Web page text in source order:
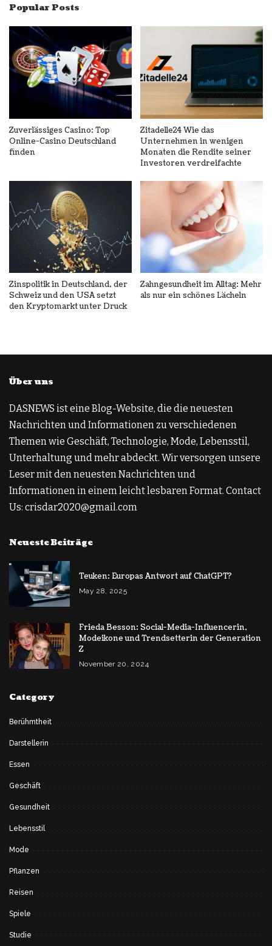
Popular Posts
Zuverlässiges Casino: Top
Online-Casino Deutschland
finden
Zitadelle24 Wie das
Unternehmen in wenigen
Monaten die Rendite seiner
Investoren verdreifachte
Zinspolitik in Deutschland, der
Schweiz und den USA setzt
den Kryptomarkt unter Druck
Zahngesundheit im Alltag: Mehr
als nur ein schönes Lächeln
Über uns
DASNEWS ist eine Blog-Website, die die neuesten
Nachrichten und Informationen zu verschiedenen
Themen wie Geschäft, Technologie, Mode, Lebensstil,
Unterhaltung und mehr abdeckt. Wir versorgen unsere
Leser mit den neuesten Nachrichten und
Informationen in einem leicht lesbaren Format. Contact
Us: crisdar2020@gmail.com
Neueste Beiträge
Teuken: Europas Antwort auf ChatGPT?
May 28, 2025
Frieda Besson: Social-Media-Influencerin,
Modeikone und Trendsetterin der Generation
Z
November 20, 2024
Category
Berühmtheit
Darstellerin
Essen
Geschäft
Gesundheit
Lebensstil
Mode
Pflanzen
Reisen
Spiele
Studie